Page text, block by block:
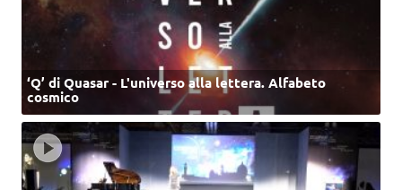
‘Q’ di Quasar - L'universo alla lettera. Alfabeto
cosmico